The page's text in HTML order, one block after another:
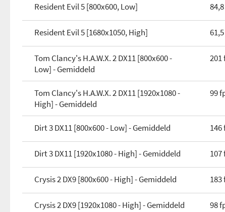
Resident Evil 5 [800x600, Low]
Resident Evil 5 [1680x1050, High]
Tom Clancy's H.A.W.X. 2 DX11 [800x600 -
Low] - Gemiddeld
201
Tom Clancy's H.A.W.X. 2 DX11 [1920x1080 -
High] - Gemiddeld
99
Dirt 3 DX11 [800x600 - Low] - Gemiddeld 146
Dirt 3 DX11 [1920x1080 - High] - Gemiddeld 107
Crysis 2 DX9 [800x600 - High] - Gemiddeld 183
Crysis 2 DX9 [1920x1080 - High] - Gemiddeld 98